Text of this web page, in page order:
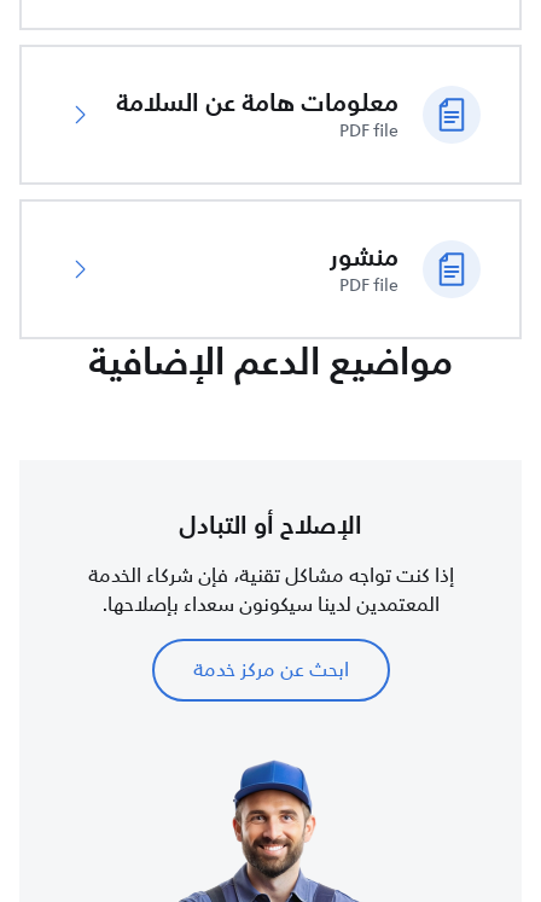
معلومات هامة عن السلامة
PDF file
منشور
PDF file
مواضيع الدعم الإضافية
الإصلاح أو التبادل
إذا كنت تواجه مشاكل تقنية، فإن شركاء الخدمة
المعتمدين لدينا سيكونون سعداء بإصلاحها.
ابحث عن مركز خدمة